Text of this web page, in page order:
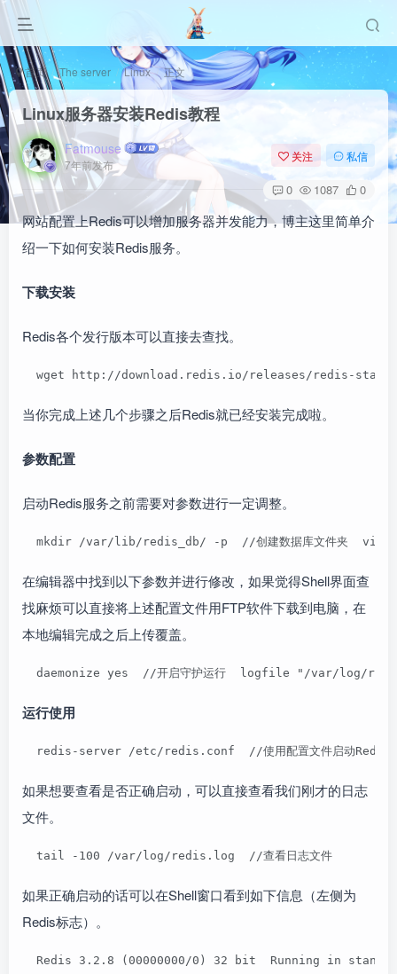
首页 The server Linux 正文
Linux服务器安装Redis教程
Fatmouse
7年前发布
关注 私信
0 1087 0
网站配置上Redis可以增加服务器并发能力，博主这里简单介
绍一下如何安装Redis服务。
下载安装
Redis各个发行版本可以直接去查找。
wget http://download.redis.io/releases/redis-
当你完成上述几个步骤之后Redis就已经安装完成啦。
参数配置
启动Redis服务之前需要对参数进行一定调整。
mkdir /var/lib/redis_db/ -p  //创建数据库文件夹  vim
在编辑器中找到以下参数并进行修改，如果觉得Shell界面查
找麻烦可以直接将上述配置文件用FTP软件下载到电脑，在
本地编辑完成之后上传覆盖。
daemonize yes  //开启守护运行  logfile "/var/log/
运行使用
  redis-server /etc/redis.conf  //使用配置文件启动Redis
如果想要查看是否正确启动，可以直接查看我们刚才的日志
文件。
  tail -100 /var/log/redis.log  //查看日志文件
如果正确启动的话可以在Shell窗口看到如下信息（左侧为
Redis标志）。
Redis 3.2.8 (00000000/0) 32 bit  Running in